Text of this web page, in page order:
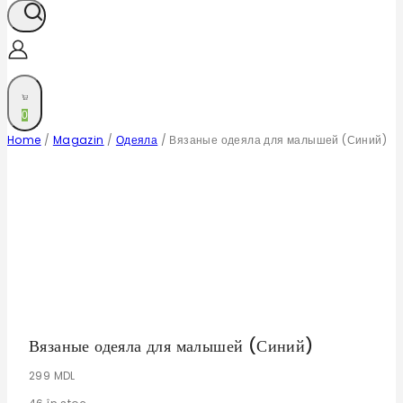
0
Home / Magazin / Одеяла / Вязаные одеяла для малышей (Синий)
Вязаные одеяла для малышей (Синий)
299 MDL